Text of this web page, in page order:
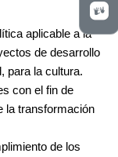
aplicable a la
de desarrollo
para la cultura.
con el fin de
la transformación
de los